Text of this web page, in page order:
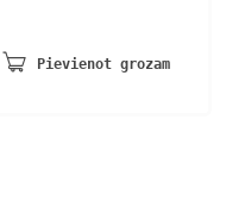
Pievienot grozam